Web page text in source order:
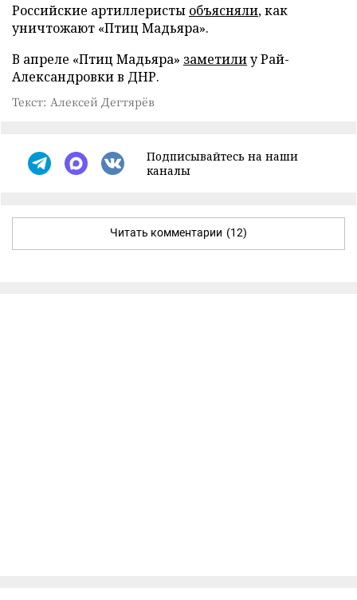
Российские артиллеристы объясняли, как
уничтожают «Птиц Мадьяра».
В апреле «Птиц Мадьяра» заметилиу Рай-
Александровки в ДНР.
Текст: Алексей Дегтярёв
Подписывайтесь на наши
каналы
Читать комментарии (12)